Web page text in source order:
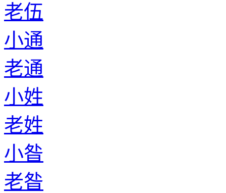
老伍
小通
老通
小姓
老姓
小昝
老昝